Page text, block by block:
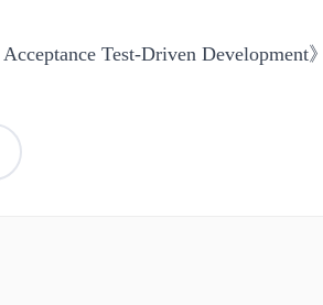
Test-Driven Development